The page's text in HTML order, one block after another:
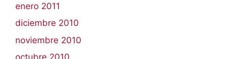
enero 2011
diciembre 2010
noviembre 2010